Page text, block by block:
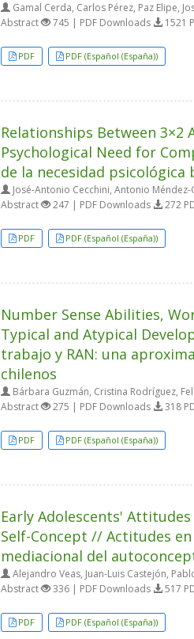
Gamal Cerda, Carlos Pérez, Paz Elipe,
Abstract
745 | PDF Downloads 1521
PDF PDF (Español (España))
Relationships Between 3×2
Psychological Need for
de la necesidad psicológica
José-Antonio Cecchini, Antonio
Abstract
247 | PDF Downloads 272
PDF PDF (Español (España))
Number Sense Abilities,
Typical and Atypical
trabajo y RAN: una
chilenos
Bárbara Guzmán, Cristina Rodríguez,
Abstract
275 | PDF Downloads 318
PDF PDF (Español (España))
Early Adolescents'
Self-Concept // Actitudes
mediacional del
Alejandro Veas, Juan-Luis Castejón,
Abstract
336 | PDF Downloads 517
PDF PDF (Español (España))